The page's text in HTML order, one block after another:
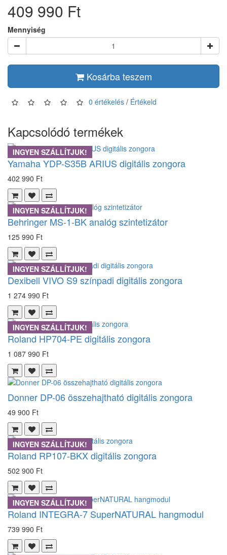
409 990 Ft
Mennyiség
Kosárba teszem
0 értékelés / Értékeld
Kapcsolódó termékek
INGYEN SZÁLLÍTJUK!
Yamaha YDP-S35B ARIUS digitális zongora
402 990 Ft
INGYEN SZÁLLÍTJUK!
Behringer MS-1-BK analóg szintetizátor
125 990 Ft
INGYEN SZÁLLÍTJUK!
Dexibell VIVO S9 színpadi digitális zongora
1 274 990 Ft
INGYEN SZÁLLÍTJUK!
Roland HP704-PE digitális zongora
1 087 990 Ft
Donner DP-06 összehajtható digitális zongora
49 900 Ft
INGYEN SZÁLLÍTJUK!
Roland RP107-BKX digitális zongora
502 900 Ft
INGYEN SZÁLLÍTJUK!
Roland INTEGRA-7 SuperNATURAL hangmodul
739 990 Ft